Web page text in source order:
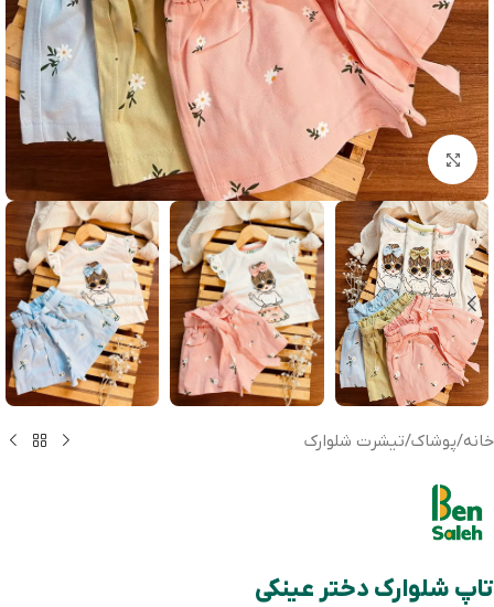
بزرگنمایی تصویر
خانه/پوشاک/تیشرت شلوارک
تاپ شلوارک دختر عینکی